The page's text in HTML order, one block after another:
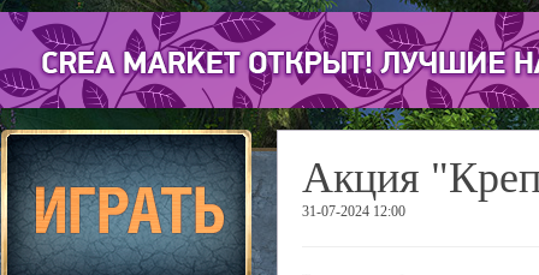
Акция
31-07-2024 12:00